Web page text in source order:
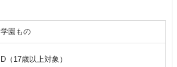
学園もの
D（17歳以上対象）